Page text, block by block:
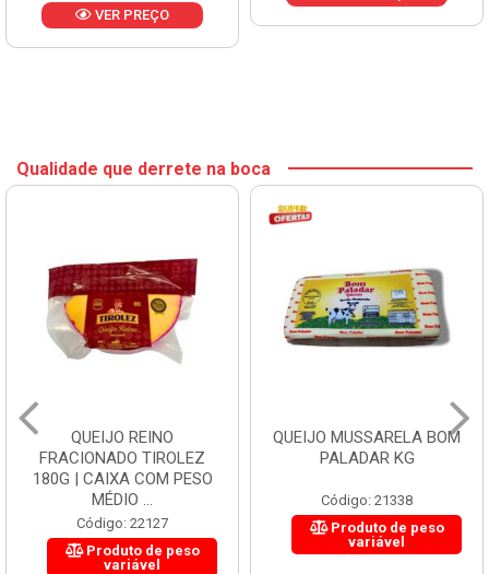
VER PREÇO
Qualidade que derrete na boca
QUEIJO REINO
FRACIONADO TIROLEZ
180G | CAIXA COM PESO
MÉDIO ...
Código: 22127
Produto de peso
variável
QUEIJO MUSSARELA BOM
PALADAR KG
Código: 21338
Produto de peso
variável